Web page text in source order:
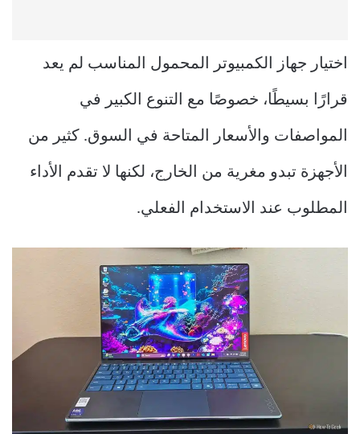
اختيار جهاز الكمبيوتر المحمول المناسب لم يعد
قرارًا بسيطًا، خصوصًا مع التنوع الكبير في
المواصفات والأسعار المتاحة في السوق. كثير من
الأجهزة تبدو مغرية من الخارج، لكنها لا تقدم الأداء
المطلوب عند الاستخدام الفعلي.